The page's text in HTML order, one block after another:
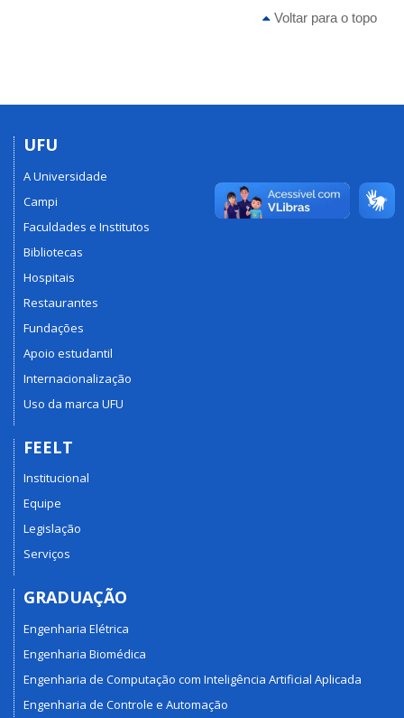
2016/1
Voltar para o topo
UFU
A Universidade
Campi
Faculdades e Institutos
Bibliotecas
Hospitais
Restaurantes
Fundações
Apoio estudantil
Internacionalização
Uso da marca UFU
FEELT
Institucional
Equipe
Legislação
Serviços
GRADUAÇÃO
Engenharia Elétrica
Engenharia Biomédica
Engenharia de Computação com Inteligência Artificial Aplicada
Engenharia de Controle e Automação